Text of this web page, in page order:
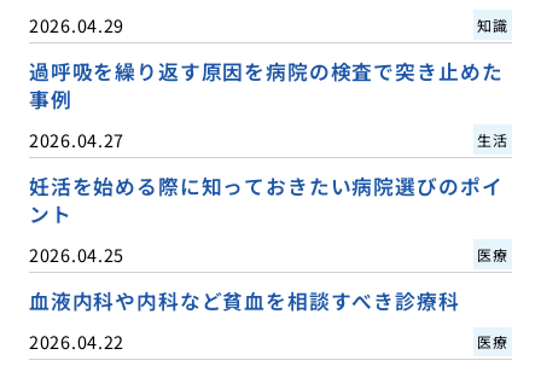
2026.04.29 知識
過呼吸を繰り返す原因を病院の検査で突き止めた
事例
2026.04.27 生活
妊活を始める際に知っておきたい病院選びのポイ
ント
2026.04.25 医療
血液内科や内科など貧血を相談すべき診療科
2026.04.22 医療